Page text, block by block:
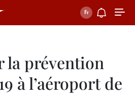
la prévention
à l’aéroport de